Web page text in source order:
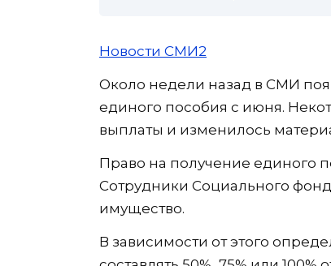
Новости СМИ2
Около недели назад в СМИ
единого пособия с июня.
выплаты и изменилось
Право на получение единого
Сотрудники Социального
имущество.
В зависимости от этого